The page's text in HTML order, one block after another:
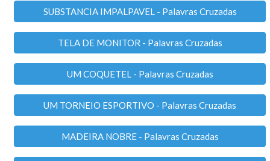
SUBSTANCIA IMPALPAVEL - Palavras Cruzadas
TELA DE MONITOR - Palavras Cruzadas
UM COQUETEL - Palavras Cruzadas
UM TORNEIO ESPORTIVO - Palavras Cruzadas
MADEIRA NOBRE - Palavras Cruzadas